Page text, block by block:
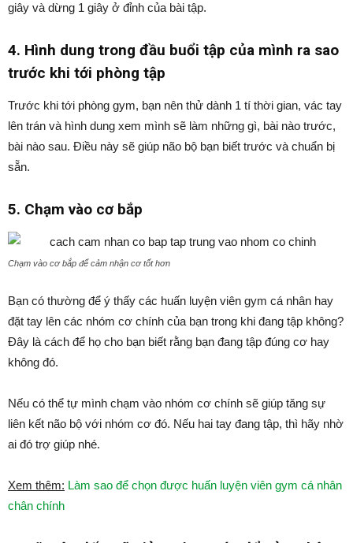
giây và dừng 1 giây ở đỉnh của bài tập.
4. Hình dung trong đầu buổi tập của mình ra sao
trước khi tới phòng tập
Trước khi tới phòng gym, bạn nên thử dành 1 tí thời gian, vác tay
lên trán và hình dung xem mình sẽ làm những gì, bài nào trước,
bài nào sau. Điều này sẽ giúp não bộ bạn biết trước và chuẩn bị
sẵn.
5. Chạm vào cơ bắp
Chạm vào cơ bắp để cảm nhận cơ tốt hơn
Bạn có thường để ý thấy các huấn luyện viên gym cá nhân hay
đặt tay lên các nhóm cơ chính của bạn trong khi đang tập không?
Đây là cách để họ cho bạn biết rằng bạn đang tập đúng cơ hay
không đó.
Nếu có thể tự mình chạm vào nhóm cơ chính sẽ giúp tăng sự
liên kết não bộ với nhóm cơ đó. Nếu hai tay đang tập, thì hãy nhờ
ai đó trợ giúp nhé.
Xem thêm: Làm sao để chọn được huấn luyện viên gym cá nhân
chân chính